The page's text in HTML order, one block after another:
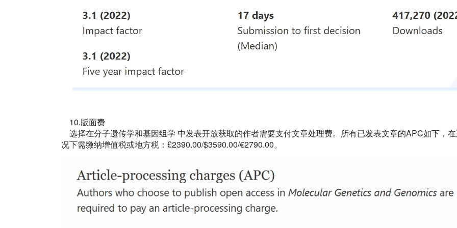
10.版面费
选择在分子遗传学和基因组学 中发表开放获取的作者需要支付文章处理费。所有已发表文章的APC如下，
况下需缴纳增值税或地方税：£2390.00/$3590.00/€2790.00。